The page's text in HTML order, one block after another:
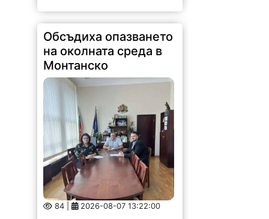
Обсъдиха опазването
на околната среда в
Монтанско
84 | 2026-08-07 13:22:00